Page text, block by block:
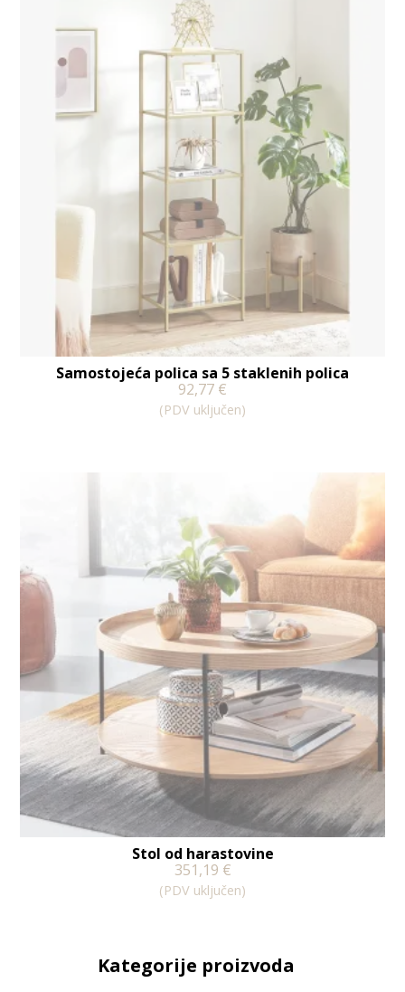
Samostojeća polica sa 5 staklenih polica
92,77 €
(PDV uključen)
Stol od harastovine
351,19 €
(PDV uključen)
Kategorije proizvoda